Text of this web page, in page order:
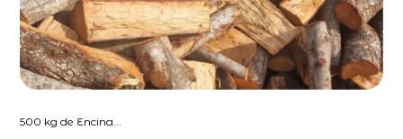
500 kg de Encina...